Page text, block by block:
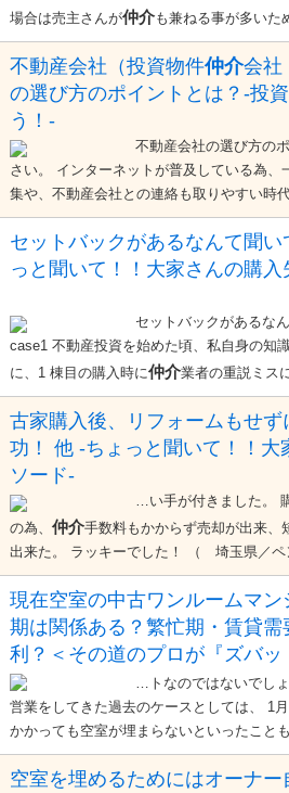
場合は売主さんが仲介も兼ねる事が多いた
不動産会社（投資物件仲介会社
の選び方のポイントとは？-投
う！-
不動産会社の選び方の
さい。 インターネットが普及している為、
集や、不動産会社との連絡も取りやすい時
セットバックがあるなんて聞い
っと聞いて！！大家さんの購入
セットバックがあるな
case1 不動産投資を始めた頃、私自身の知
に、1 棟目の購入時に仲介業者の重説ミス
古家購入後、リフォームもせ
功！ 他 -ちょっと聞いて！！大
ソード-
…い手が付きました。
の為、 仲介手数料もかからず売却が出来、
出来た。 ラッキーでした！ （ 埼玉県／ペ
現在空室の中古ワンルームマ
期は関係ある？繁忙期・賃貸
利？＜その道のプロが『ズバッ
…トなのではないでし
営業をしてきた過去のケースとしては、 1
かかっても空室が埋まらないといったこと
空室を埋めるためにはオーナー